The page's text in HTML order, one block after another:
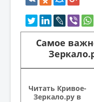
Самое
Читать Кривое-
Зеркало.ру в